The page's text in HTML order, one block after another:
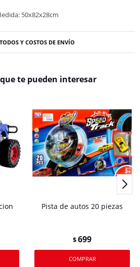
50x82x28cm
Y COSTOS DE ENVÍO
te pueden interesar
Pista de autos 20 piezas
$699